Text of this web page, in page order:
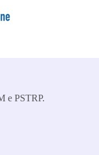
e PSTRP.